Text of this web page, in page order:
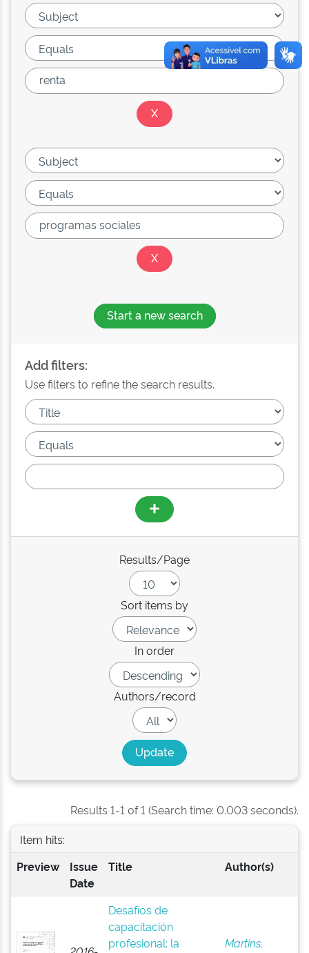
Start a new search
Add filters:
Use filters to refine the search results.
Results/Page
Sort items by
In order
Authors/record
Results 1-1 of 1 (Search time: 0.003 seconds).
Item hits:
Preview
Issue
Date
Title Author(s)
Desafíos de
capacitación
profesional: la
Martins,